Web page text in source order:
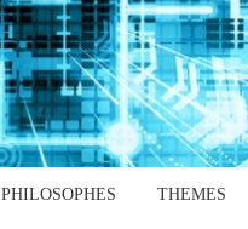
PHILOSOPHES THEMES